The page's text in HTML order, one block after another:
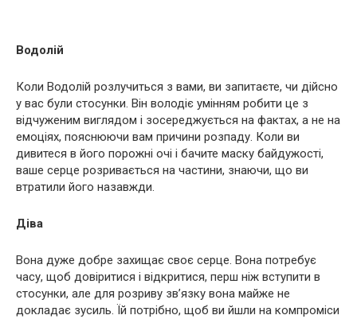
Водолій
Коли Водолій розлучиться з вами, ви запитаєте, чи дійсно
у вас були стосунки. Він володіє умінням робити це з
відчуженим виглядом і зосереджується на фактах, а не на
емоціях, пояснюючи вам причини розпаду. Коли ви
дивитеся в його порожні очі і бачите маску байдужості,
ваше серце розривається на частини, знаючи, що ви
втратили його назавжди.
Діва
Вона дуже добре захищає своє серце. Вона потребує
часу, щоб довіритися і відкритися, перш ніж вступити в
стосунки, але для розриву зв’язку вона майже не
докладає зусиль. Їй потрібно, щоб ви йшли на компроміси